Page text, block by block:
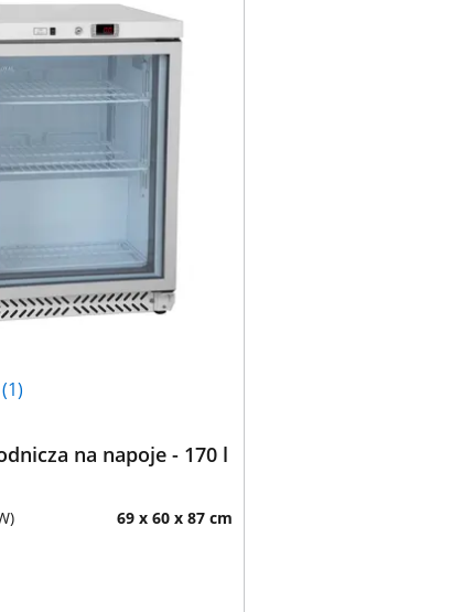
(1)
na napoje - 170 l
69 x 60 x 87 cm